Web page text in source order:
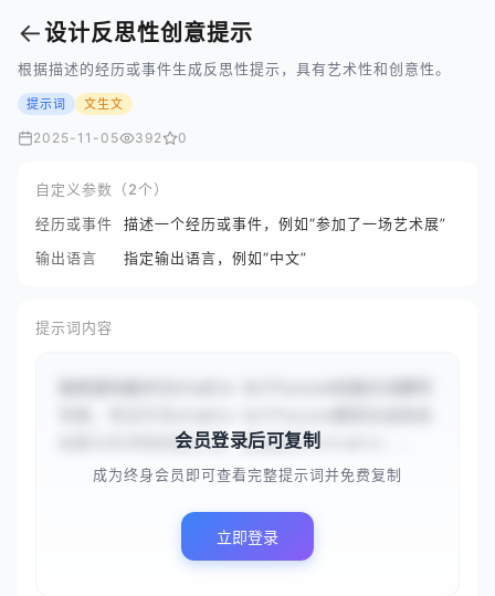
←设计反思性创意提示
根据描述的经历或事件生成反思性提示，具有艺术性和创意性。
提示词 文生文
2025-11-05 392 0
自定义参数（2个）
经历或事件
描述一个经历或事件，例如“参加了一场艺术展”
输出语言
指定输出语言，例如“中文”
提示词内容
创意与艺术性的提示词。我会提供与Stable...
会员登录后可复制
成为终身会员即可查看完整提示词并免费复制
立即登录